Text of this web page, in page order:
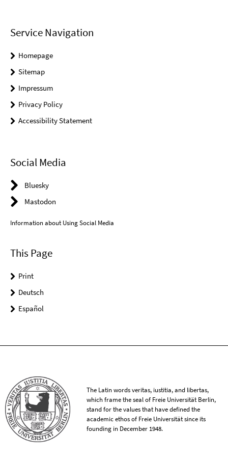
Service Navigation
Homepage
Sitemap
Impressum
Privacy Policy
Accessibility Statement
Social Media
Bluesky
Mastodon
Information about Using Social Media
This Page
Print
Deutsch
Español
The Latin words veritas, iustitia, and libertas,
which frame the seal of Freie Universität Berlin,
stand for the values that have defined the
academic ethos of Freie Universität since its
founding in December 1948.